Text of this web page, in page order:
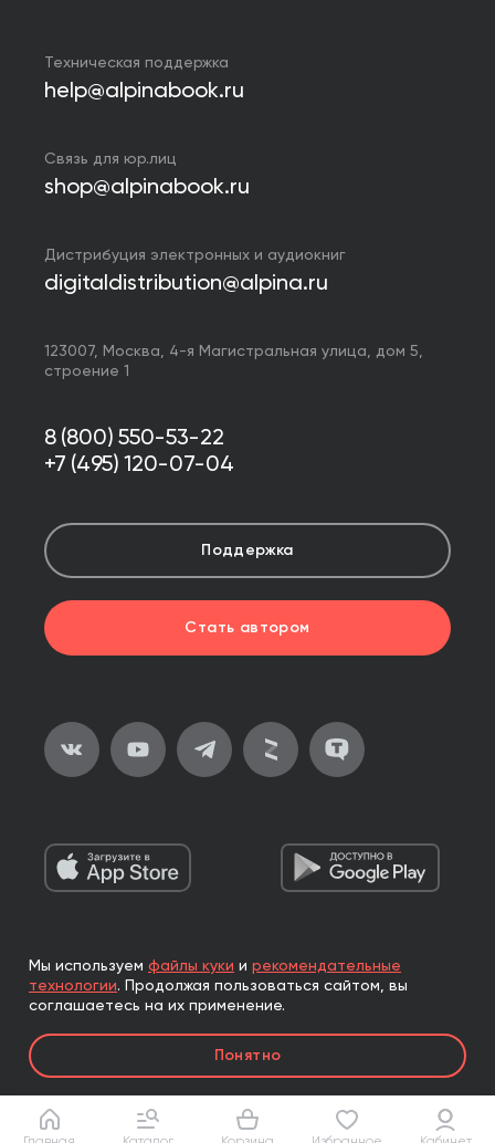
Техническая поддержка
help@alpinabook.ru
Связь для юр.лиц
shop@alpinabook.ru
Дистрибуция электронных и аудиокниг
digitaldistribution@alpina.ru
123007, Москва, 4-я Магистральная улица, дом 5,
строение 1
8 (800) 550-53-22
+7 (495) 120-07-04
Поддержка
Стать автором
2026, ООО «Альпина Паблишер»
Все права защищены
Книги реализуются ООО «Альпина Паблишер»
по договору комиссии с ООО «Альпина нон-фикшн»,
по договору комиссии с ООО «Альпина ПРО».
Мы используем файлы куки и рекомендательные
технологии. Продолжая пользоваться сайтом, вы
соглашаетесь на их применение.
Понятно